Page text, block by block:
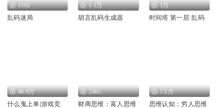
1562
乱码迷局
1.1万
胡言乱码生成器
1万
时间塔 第一层·乱码
48.9万
什么鬼上单|游戏竞
2065
财商思维：富人思维
7.1万
思维认知：穷人思维